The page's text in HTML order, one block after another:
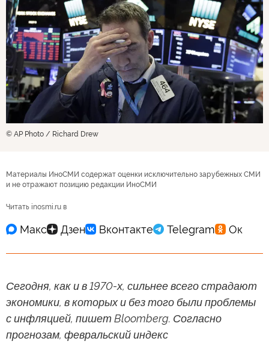
© AP Photo / Richard Drew
Материалы ИноСМИ содержат оценки исключительно зарубежных СМИ
и не отражают позицию редакции ИноСМИ
Читать inosmi.ru в
Сегодня, как и в 1970-х, сильнее всего страдают
экономики, в которых и без того были проблемы
с инфляцией, пишет Bloomberg. Согласно
прогнозам, февральский индекс